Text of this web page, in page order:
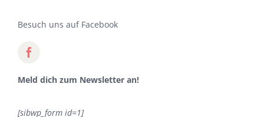
Besuch uns auf Facebook
Meld dich zum Newsletter an!
[sibwp_form id=1]